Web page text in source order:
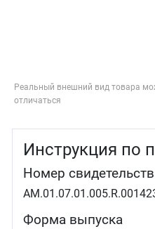
Реальный внешний вид товара
отличаться
Инструкция по
Номер
Форма выпуска